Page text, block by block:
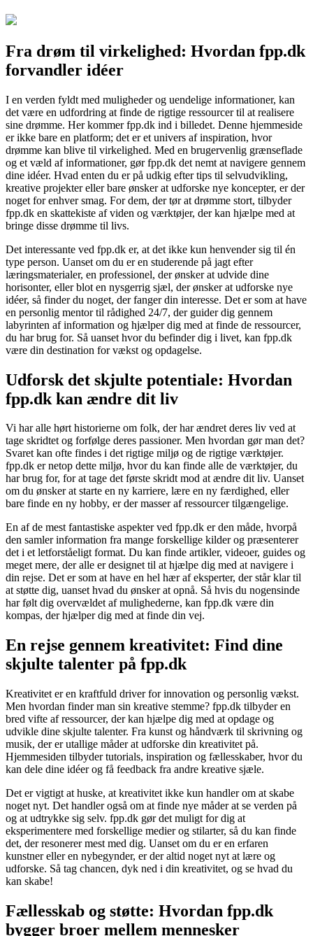
Fra drøm til virkelighed: Hvordan fpp.dk
forvandler idéer
I en verden fyldt med muligheder og uendelige informationer, kan
det være en udfordring at finde de rigtige ressourcer til at realisere
sine drømme. Her kommer fpp.dk ind i billedet. Denne hjemmeside
er ikke bare en platform; det er et univers af inspiration, hvor
drømme kan blive til virkelighed. Med en brugervenlig grænseflade
og et væld af informationer, gør fpp.dk det nemt at navigere gennem
dine idéer. Hvad enten du er på udkig efter tips til selvudvikling,
kreative projekter eller bare ønsker at udforske nye koncepter, er der
noget for enhver smag. For dem, der tør at drømme stort, tilbyder
fpp.dk en skattekiste af viden og værktøjer, der kan hjælpe med at
bringe disse drømme til livs.
Det interessante ved fpp.dk er, at det ikke kun henvender sig til én
type person. Uanset om du er en studerende på jagt efter
læringsmaterialer, en professionel, der ønsker at udvide dine
horisonter, eller blot en nysgerrig sjæl, der ønsker at udforske nye
idéer, så finder du noget, der fanger din interesse. Det er som at have
en personlig mentor til rådighed 24/7, der guider dig gennem
labyrinten af information og hjælper dig med at finde de ressourcer,
du har brug for. Så uanset hvor du befinder dig i livet, kan fpp.dk
være din destination for vækst og opdagelse.
Udforsk det skjulte potentiale: Hvordan
fpp.dk kan ændre dit liv
Vi har alle hørt historierne om folk, der har ændret deres liv ved at
tage skridtet og forfølge deres passioner. Men hvordan gør man det?
Svaret kan ofte findes i det rigtige miljø og de rigtige værktøjer.
fpp.dk er netop dette miljø, hvor du kan finde alle de værktøjer, du
har brug for, for at tage det første skridt mod at ændre dit liv. Uanset
om du ønsker at starte en ny karriere, lære en ny færdighed, eller
bare finde en ny hobby, er der masser af ressourcer tilgængelige.
En af de mest fantastiske aspekter ved fpp.dk er den måde, hvorpå
den samler information fra mange forskellige kilder og præsenterer
det i et letforståeligt format. Du kan finde artikler, videoer, guides og
meget mere, der alle er designet til at hjælpe dig med at navigere i
din rejse. Det er som at have en hel hær af eksperter, der står klar til
at støtte dig, uanset hvad du ønsker at opnå. Så hvis du nogensinde
har følt dig overvældet af mulighederne, kan fpp.dk være din
kompas, der hjælper dig med at finde din vej.
En rejse gennem kreativitet: Find dine
skjulte talenter på fpp.dk
Kreativitet er en kraftfuld driver for innovation og personlig vækst.
Men hvordan finder man sin kreative stemme? fpp.dk tilbyder en
bred vifte af ressourcer, der kan hjælpe dig med at opdage og
udvikle dine skjulte talenter. Fra kunst og håndværk til skrivning og
musik, der er utallige måder at udforske din kreativitet på.
Hjemmesiden tilbyder tutorials, inspiration og fællesskaber, hvor du
kan dele dine idéer og få feedback fra andre kreative sjæle.
Det er vigtigt at huske, at kreativitet ikke kun handler om at skabe
noget nyt. Det handler også om at finde nye måder at se verden på
og at udtrykke sig selv. fpp.dk gør det muligt for dig at
eksperimentere med forskellige medier og stilarter, så du kan finde
det, der resonerer mest med dig. Uanset om du er en erfaren
kunstner eller en nybegynder, er der altid noget nyt at lære og
udforske. Så tag chancen, dyk ned i din kreativitet, og se hvad du
kan skabe!
Fællesskab og støtte: Hvordan fpp.dk
bygger broer mellem mennesker